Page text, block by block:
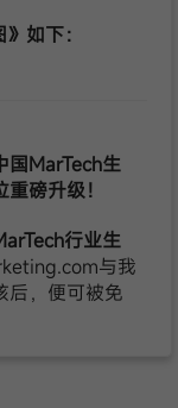
如下：
国MarTech生
磅升级！
行业生
与我
后，便可被免